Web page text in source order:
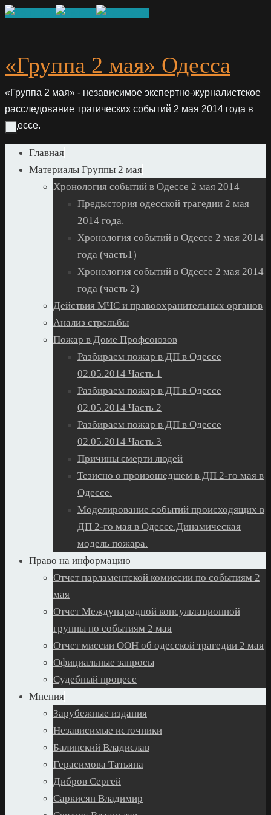
Skip
«Группа 2 мая» Одесса
«Группа 2 мая» - независимое экспертно-журналистское
расследование трагических событий 2 мая 2014 года в
Одессе.
Skip
Главная
Материалы Группы 2 мая
Хронология событий в Одессе 2 мая 2014
Предыстория одесской трагедии 2 мая
2014 года.
Хронология событий в Одессе 2 мая 2014
года (часть1)
Хронология событий в Одессе 2 мая 2014
года (часть 2)
Действия МЧС и правоохранительных органов
Анализ стрельбы
Пожар в Доме Профсоюзов
Разбираем пожар в ДП в Одессе
02.05.2014 Часть 1
Разбираем пожар в ДП в Одессе
02.05.2014 Часть 2
Разбираем пожар в ДП в Одессе
02.05.2014 Часть 3
Причины смерти людей
Тезисно о произошедшем в ДП 2-го мая в
Одессе.
Моделирование событий происходящих в
ДП 2-го мая в Одессе.Динамическая
модель пожара.
Право на информацию
Отчет парламентской комиссии по событиям 2
мая
Отчет Международной консультационной
группы по событиям 2 мая
Отчет миссии ООН об одесской трагедии 2 мая
Официальные запросы
Судебный процесс
Мнения
Зарубежные издания
Независимые источники
Балинский Владислав
Герасимова Татьяна
Дибров Сергей
Саркисян Владимир